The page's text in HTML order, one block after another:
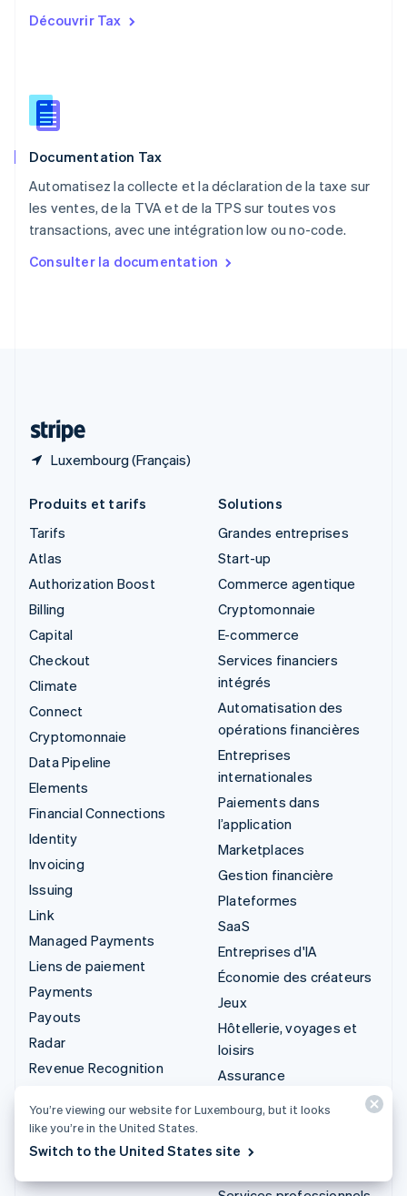
Découvrir Tax
Documentation Tax
Automatisez la collecte et la déclaration de la taxe sur
les ventes, de la TVA et de la TPS sur toutes vos
transactions, avec une intégration low ou no-code.
Consulter la documentation
Luxembourg (Français)
Portugal
République tchèque
English
English
Royaume-Uni
Singapour
English简体中文
English
Produits et tarifs
Tarifs
Atlas
Authorization Boost
Billing
Capital
Checkout
Climate
Connect
Cryptomonnaie
Data Pipeline
Elements
Financial Connections
Identity
Invoicing
Issuing
Link
Managed Payments
Liens de paiement
Payments
Payouts
Radar
Revenue Recognition
Stripe Tax
Terminal
Solutions
Grandes entreprises
Start-up
Commerce agentique
Cryptomonnaie
E-commerce
Services financiers
intégrés
Automatisation des
opérations financières
Entreprises
internationales
Paiements dans
l’application
Marketplaces
Gestion financière
Plateformes
SaaS
Entreprises d'IA
Économie des créateurs
Jeux
Hôtellerie, voyages et
loisirs
Assurance
divertissements
Organisations à but non
You’re viewing our website for Luxembourg, but it looks
like you’re in the United States.
Switch to the United States site